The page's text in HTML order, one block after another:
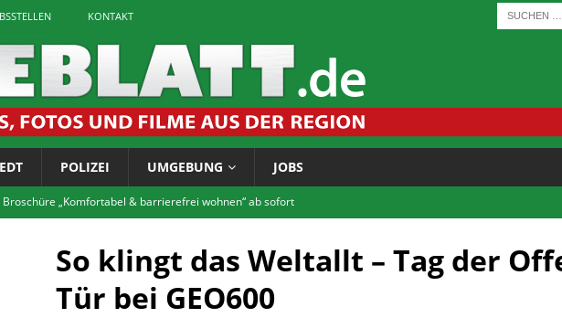
KONTAKT
POLIZEI UMGEBUNG JOBS
„Komfortabel & barrierefrei wohnen“ ab sofort
zum Bürgerforum via Telefon
LOKALES
Landkreis führt Jugendschutzkontrollen durch
So klingt das Weltallt – Tag der
Tür bei GEO600